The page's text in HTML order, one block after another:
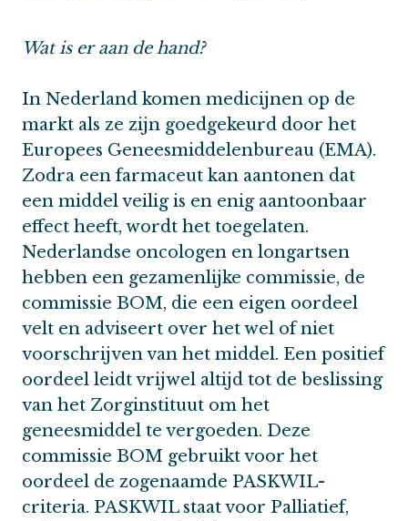
Wat is er aan de hand?
In Nederland komen medicijnen op de
markt als ze zijn goedgekeurd door het
Europees Geneesmiddelenbureau (EMA).
Zodra een farmaceut kan aantonen dat
een middel veilig is en enig aantoonbaar
effect heeft, wordt het toegelaten.
Nederlandse oncologen en longartsen
hebben een gezamenlijke commissie, de
commissie BOM, die een eigen oordeel
velt en adviseert over het wel of niet
voorschrijven van het middel. Een positief
oordeel leidt vrijwel altijd tot de beslissing
van het Zorginstituut om het
geneesmiddel te vergoeden. Deze
commissie BOM gebruikt voor het
oordeel de zogenaamde PASKWIL-
criteria. PASKWIL staat voor Palliatief,